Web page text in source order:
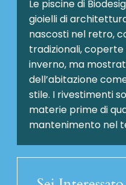
Le piscine di
gioielli di
nascosti nel retro,
tradizionali,
inverno, ma
dell’abitazione
stile. I rivestimenti
materie prime di
mantenimento nel